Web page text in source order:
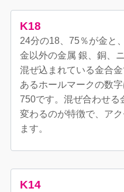
K18
24分の18、75％が金と
金以外の金属 銀、銅、
混ぜ込まれている金合
あるホールマークの数
750です。混ぜ合わせる
変わるのが特徴で、ア
ます。
K14